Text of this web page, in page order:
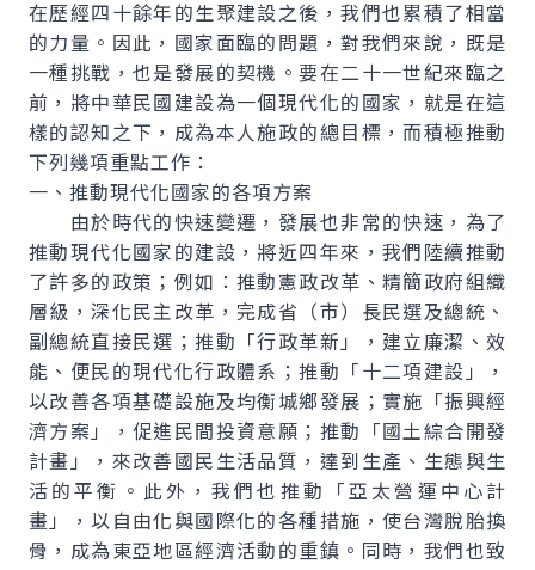
在歷經四十餘年的生聚建設之後，我們也累積了相當
的力量。因此，國家面臨的問題，對我們來說，既是
一種挑戰，也是發展的契機。要在二十一世紀來臨之
前，將中華民國建設為一個現代化的國家，就是在這
樣的認知之下，成為本人施政的總目標，而積極推動
下列幾項重點工作：
一、推動現代化國家的各項方案
由於時代的快速變遷，發展也非常的快速，為了
推動現代化國家的建設，將近四年來，我們陸續推動
了許多的政策；例如：推動憲政改革、精簡政府組織
層級，深化民主改革，完成省（市）長民選及總統、
副總統直接民選；推動「行政革新」，建立廉潔、效
能、便民的現代化行政體系；推動「十二項建設」，
以改善各項基礎設施及均衡城鄉發展；實施「振興經
濟方案」，促進民間投資意願；推動「國土綜合開發
計畫」，來改善國民生活品質，達到生產、生態與生
活的平衡。此外，我們也推動「亞太營運中心計
畫」，以自由化與國際化的各種措施，使台灣脫胎換
骨，成為東亞地區經濟活動的重鎮。同時，我們也致